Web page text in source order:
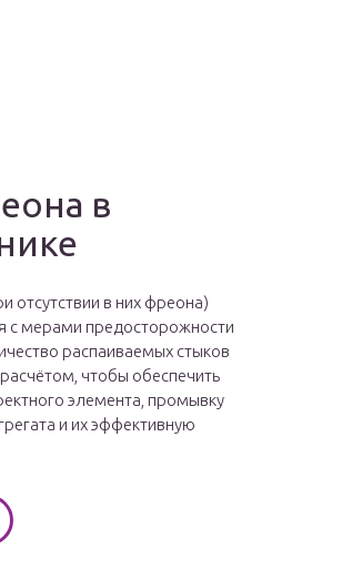
в
отсутствии в них фреона)
с мерами предосторожности
распаиваемых стыков
чтобы обеспечить
элемента, промывку
и их эффективную